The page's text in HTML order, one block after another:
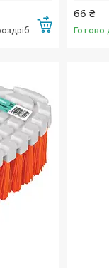
Купити
66 ₴
Готово